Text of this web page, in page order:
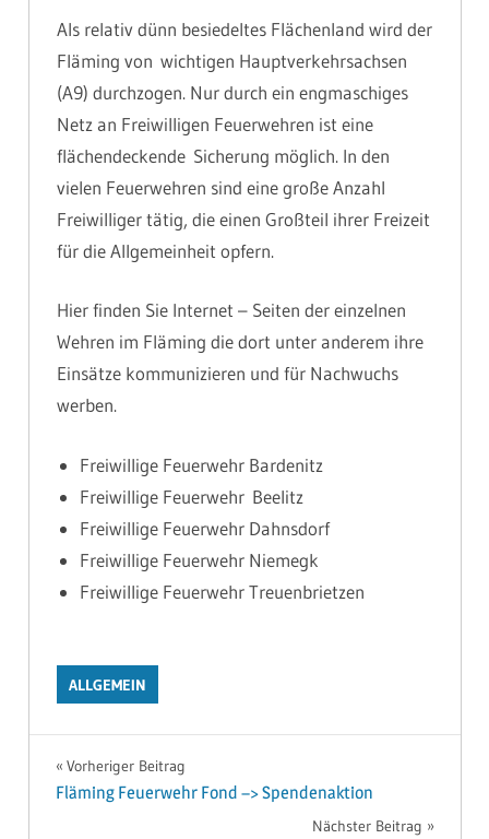
Als relativ dünn besiedeltes Flächenland wird der
Fläming von wichtigen Hauptverkehrsachsen
(A9) durchzogen. Nur durch ein engmaschiges
Netz an Freiwilligen Feuerwehren ist eine
flächendeckende Sicherung möglich. In den
vielen Feuerwehren sind eine große Anzahl
Freiwilliger tätig, die einen Großteil ihrer Freizeit
für die Allgemeinheit opfern.
Hier finden Sie Internet – Seiten der einzelnen
Wehren im Fläming die dort unter anderem ihre
Einsätze kommunizieren und für Nachwuchs
werben.
Freiwillige Feuerwehr Bardenitz
Freiwillige Feuerwehr Beelitz
Freiwillige Feuerwehr Dahnsdorf
Freiwillige Feuerwehr Niemegk
Freiwillige Feuerwehr Treuenbrietzen
ALLGEMEIN
Beitragsnavigation
Vorheriger Beitrag
Fläming Feuerwehr Fond –> Spendenaktion
Nächster Beitrag